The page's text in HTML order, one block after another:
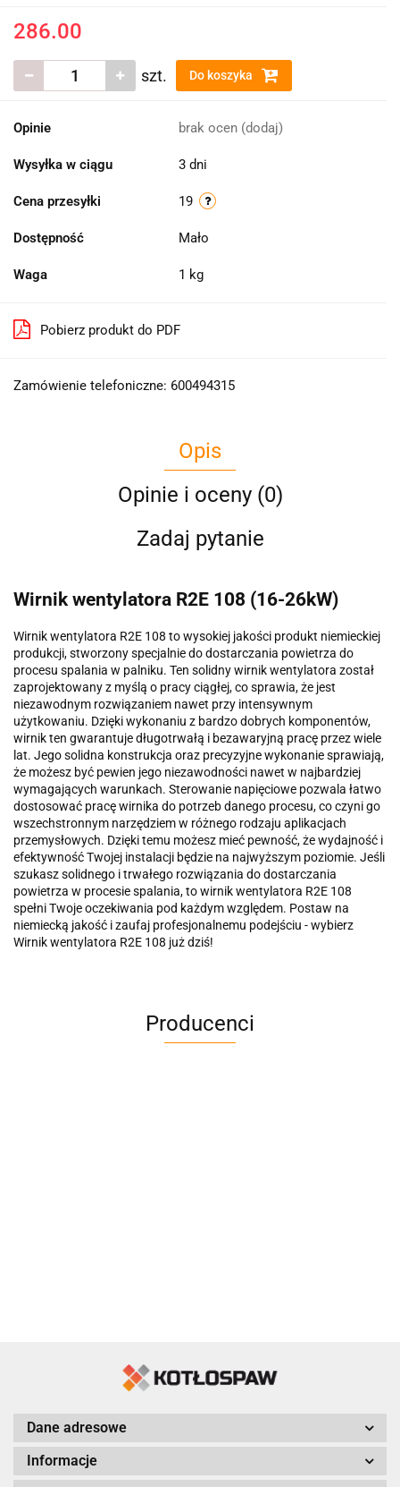
286.00
szt. Do koszyka
Opinie brak ocen (dodaj)
Wysyłka w ciągu 3 dni
Cena przesyłki 19
Dostępność Mało
Waga 1 kg
Pobierz produkt do PDF
Zamówienie telefoniczne: 600494315
Opis
Opinie i oceny (0)
Zadaj pytanie
Wirnik wentylatora R2E 108 (16-26kW)
Wirnik wentylatora R2E 108 to wysokiej jakości produkt niemieckiej
produkcji, stworzony specjalnie do dostarczania powietrza do
procesu spalania w palniku. Ten solidny wirnik wentylatora został
zaprojektowany z myślą o pracy ciągłej, co sprawia, że jest
niezawodnym rozwiązaniem nawet przy intensywnym
użytkowaniu. Dzięki wykonaniu z bardzo dobrych komponentów,
wirnik ten gwarantuje długotrwałą i bezawaryjną pracę przez wiele
lat. Jego solidna konstrukcja oraz precyzyjne wykonanie sprawiają,
że możesz być pewien jego niezawodności nawet w najbardziej
wymagających warunkach. Sterowanie napięciowe pozwala łatwo
dostosować pracę wirnika do potrzeb danego procesu, co czyni go
wszechstronnym narzędziem w różnego rodzaju aplikacjach
przemysłowych. Dzięki temu możesz mieć pewność, że wydajność i
efektywność Twojej instalacji będzie na najwyższym poziomie. Jeśli
szukasz solidnego i trwałego rozwiązania do dostarczania
powietrza w procesie spalania, to wirnik wentylatora R2E 108
spełni Twoje oczekiwania pod każdym względem. Postaw na
niemiecką jakość i zaufaj profesjonalnemu podejściu - wybierz
Wirnik wentylatora R2E 108 już dziś!
Producenci
Dane adresowe
Informacje